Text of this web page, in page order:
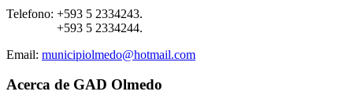
Telefono: +593 5 2334243.
+593 5 2334244.
Email: municipiolmedo@hotmail.com
Acerca de GAD Olmedo